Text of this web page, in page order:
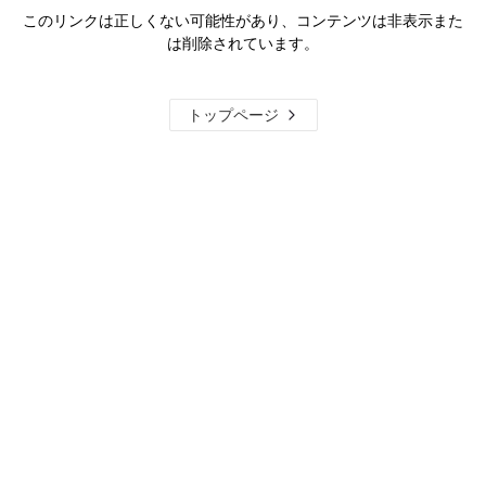
このリンクは正しくない可能性があり、コンテンツは非表示また
は削除されています。
トップページ